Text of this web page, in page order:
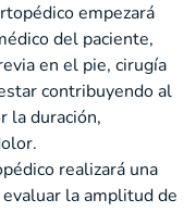
empezará
del paciente,
en el pie, cirugía
contribuyendo al
la duración,
realizará una
la amplitud de